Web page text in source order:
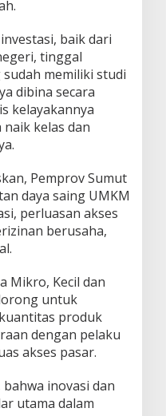
baik dari
tinggal
memiliki studi
dibina secara
kelayakannya
kelas dan
Pemprov Sumut
daya saing UMKM
perluasan akses
berusaha,
Mikro, Kecil dan
untuk
produk
dengan pelaku
akses pasar.
inovasi dan
utama dalam